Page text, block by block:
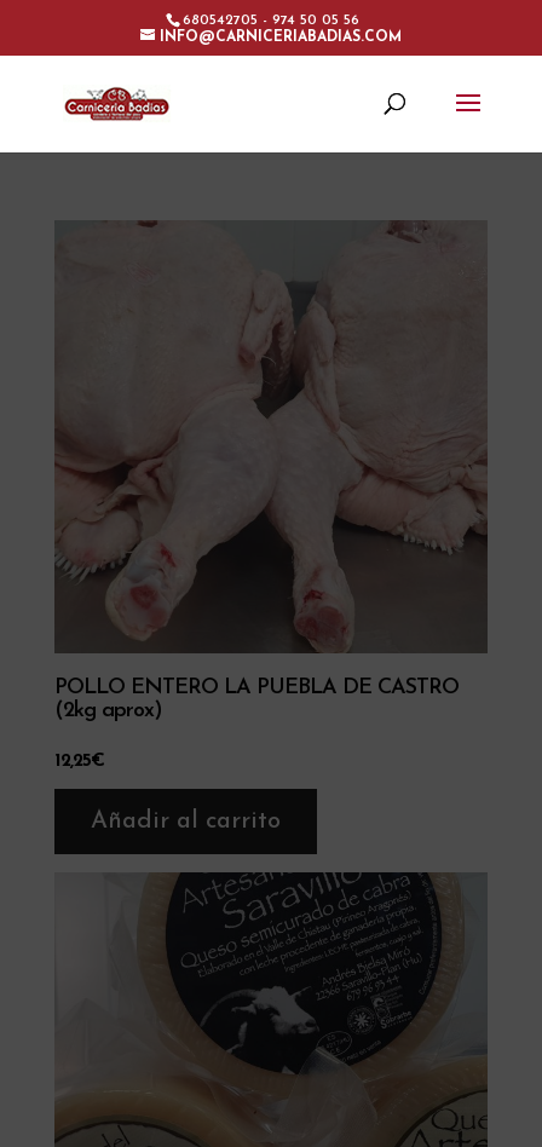
680542705 - 974 50 05 56
INFO@CARNICERIABADIAS.COM
POLLO ENTERO LA PUEBLA DE CASTRO
(2kg aprox)
12,25€
Añadir al carrito